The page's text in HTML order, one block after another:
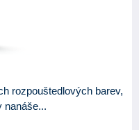
rozpouštedlových barev,
nanáše...